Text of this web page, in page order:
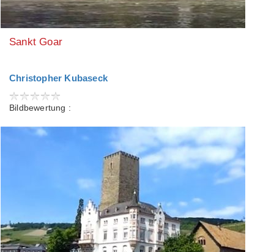
Sankt Goar
Christopher Kubaseck
Bildbewertung :